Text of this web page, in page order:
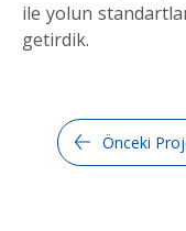
ile yolun
getirdik.
Önceki